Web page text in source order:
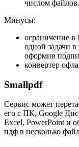
числом файлов.
Минусы:
ограничение
одной задачи
оформив
конвертер
Smallpdf
Сервис может
его с ПК, Google
Excel, PowerPoint и
пдф в несколько